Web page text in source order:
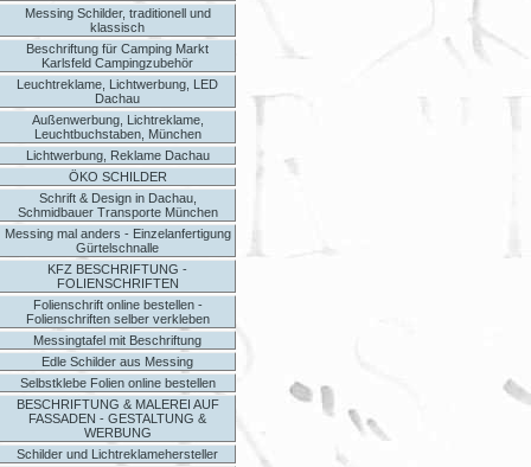
Messing Schilder, traditionell und
klassisch
Beschriftung für Camping Markt
Karlsfeld Campingzubehör
Leuchtreklame, Lichtwerbung, LED
Dachau
Außenwerbung, Lichtreklame,
Leuchtbuchstaben, München
Lichtwerbung, Reklame Dachau
ÖKO SCHILDER
Schrift & Design in Dachau,
Schmidbauer Transporte München
Messing mal anders - Einzelanfertigung
Gürtelschnalle
KFZ BESCHRIFTUNG -
FOLIENSCHRIFTEN
Folienschrift online bestellen -
Folienschriften selber verkleben
Messingtafel mit Beschriftung
Edle Schilder aus Messing
Selbstklebe Folien online bestellen
BESCHRIFTUNG & MALEREI AUF
FASSADEN - GESTALTUNG &
WERBUNG
Schilder und Lichtreklamehersteller